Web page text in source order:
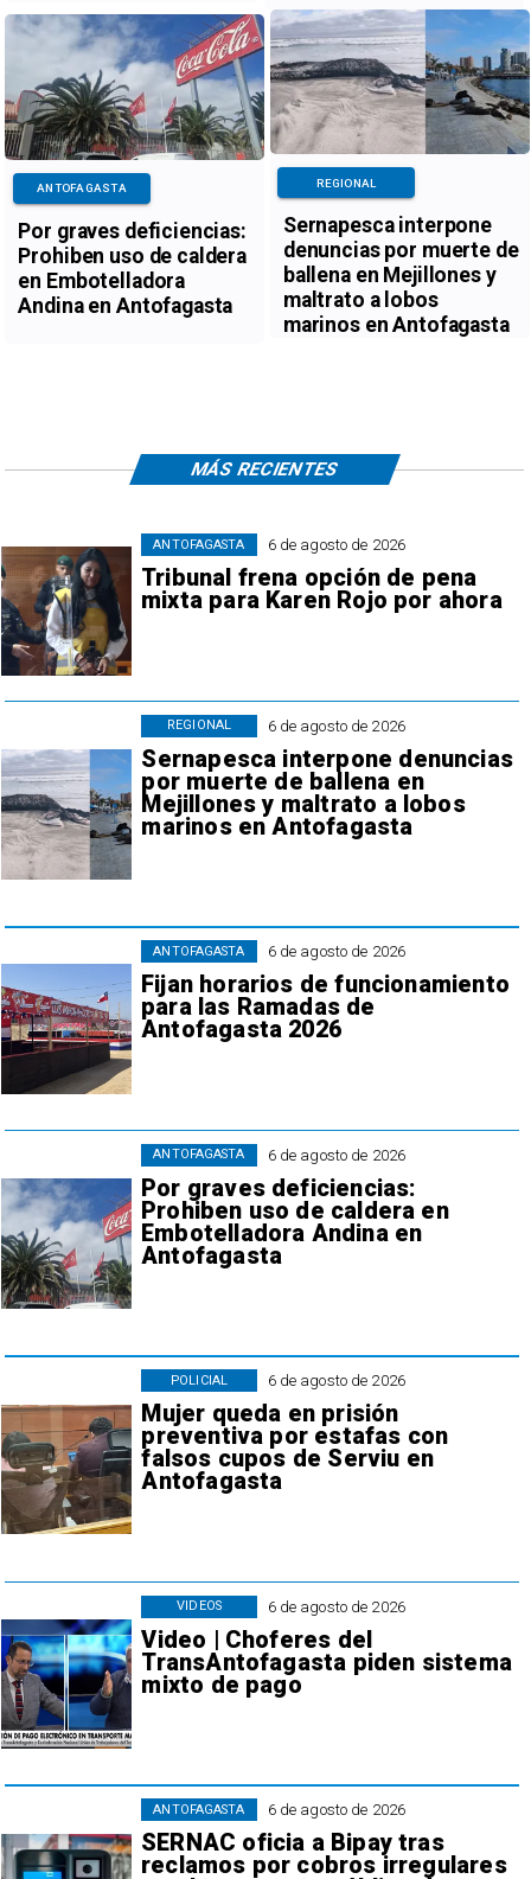
Por graves deficiencias:
Prohiben uso de caldera
en Embotelladora
Andina en Antofagasta
ANTOFAGASTA
Sernapesca interpone
denuncias por muerte de
ballena en Mejillones y
maltrato a lobos
marinos en Antofagasta
REGIONAL
6 de agosto de 2026
Tribunal frena opción de pena
mixta para Karen Rojo por ahora
ANTOFAGASTA
6 de agosto de 2026
Sernapesca interpone denuncias
por muerte de ballena en
Mejillones y maltrato a lobos
marinos en Antofagasta
REGIONAL
6 de agosto de 2026
Fijan horarios de funcionamiento
para las Ramadas de
Antofagasta 2026
ANTOFAGASTA
6 de agosto de 2026
Por graves deficiencias:
Prohiben uso de caldera en
Embotelladora Andina en
Antofagasta
ANTOFAGASTA
6 de agosto de 2026
Mujer queda en prisión
preventiva por estafas con
falsos cupos de Serviu en
Antofagasta
POLICIAL
6 de agosto de 2026
Video | Choferes del
TransAntofagasta piden sistema
mixto de pago
VIDEOS
6 de agosto de 2026
SERNAC oficia a Bipay tras
reclamos por cobros irregulares
ANTOFAGASTA
MÁS RECIENTES